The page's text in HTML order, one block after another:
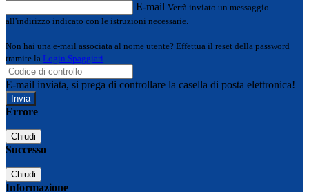
E-mail Verrà inviato un messaggio
all'indirizzo indicato con le istruzioni necessarie.
Non hai una e-mail associata al nome utente? Effettua il reset della password
tramite la Login Spaggiari
E-mail inviata, si prega di controllare la casella di posta elettronica!
Errore
Chiudi
Successo
Chiudi
Informazione